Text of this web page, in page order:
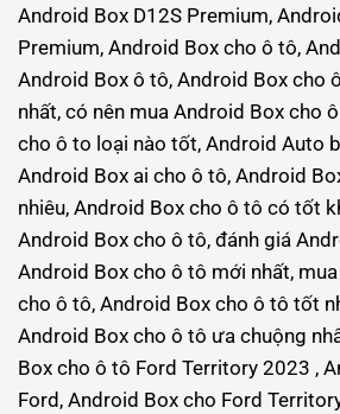
Android Box D12S Premium,
Premium, Android Box cho ô tô,
Android Box ô tô, Android Box cho
nhất, có nên mua Android Box cho
cho ô to loại nào tốt, Android Auto
Android Box ai cho ô tô, Android
nhiêu, Android Box cho ô tô có tốt
Android Box cho ô tô, đánh giá
Android Box cho ô tô mới nhất,
cho ô tô, Android Box cho ô tô tốt
Android Box cho ô tô ưa chuộng
Box cho ô tô Ford Territory 2023 ,
Ford, Android Box cho Ford